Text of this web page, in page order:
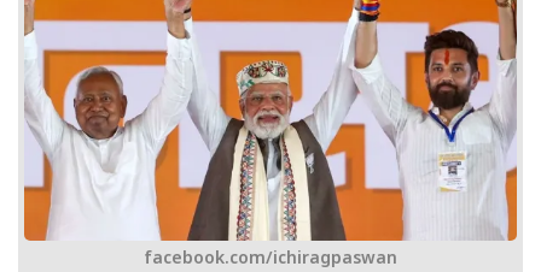
facebook.com/ichiragpaswan